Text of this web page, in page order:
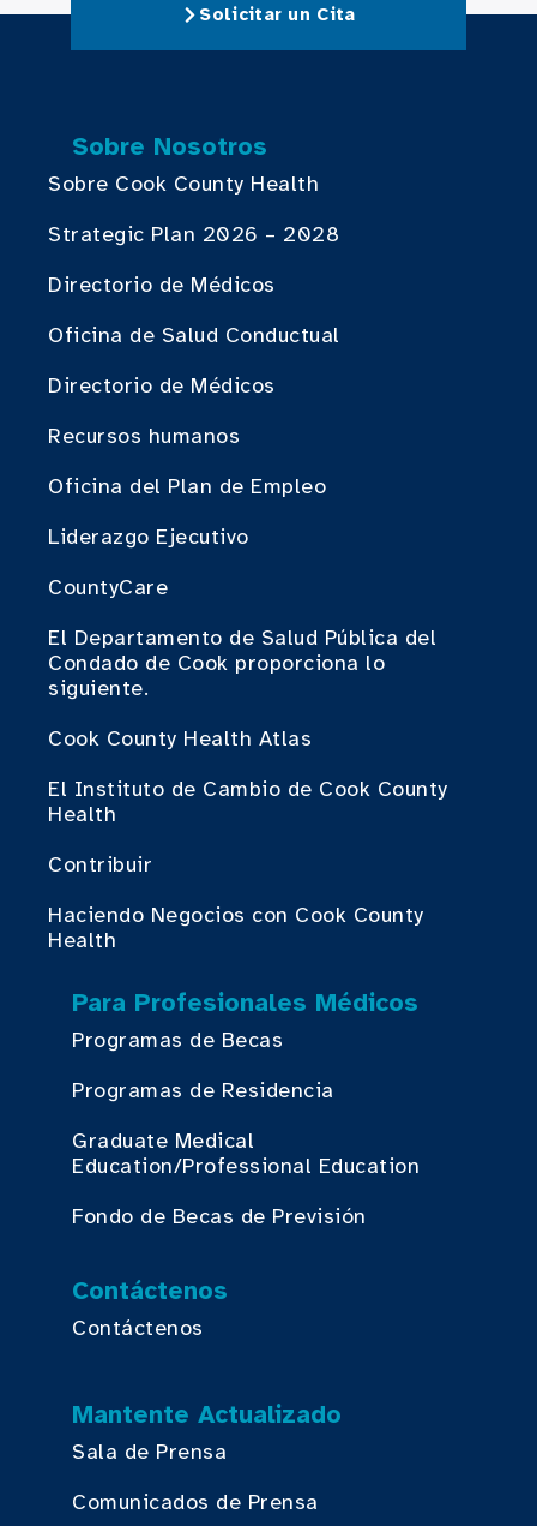
Solicitar un Cita
Sobre Nosotros
Sobre Cook County Health
Strategic Plan 2026 – 2028
Directorio de Médicos
Oficina de Salud Conductual
Directorio de Médicos
Recursos humanos
Oficina del Plan de Empleo
Liderazgo Ejecutivo
CountyCare
El Departamento de Salud Pública del
Condado de Cook proporciona lo
siguiente.
Cook County Health Atlas
El Instituto de Cambio de Cook County
Health
Contribuir
Haciendo Negocios con Cook County
Health
Para Profesionales Médicos
Programas de Becas
Programas de Residencia
Graduate Medical
Education/Professional Education
Fondo de Becas de Previsión
Contáctenos
Contáctenos
Mantente Actualizado
Sala de Prensa
Comunicados de Prensa